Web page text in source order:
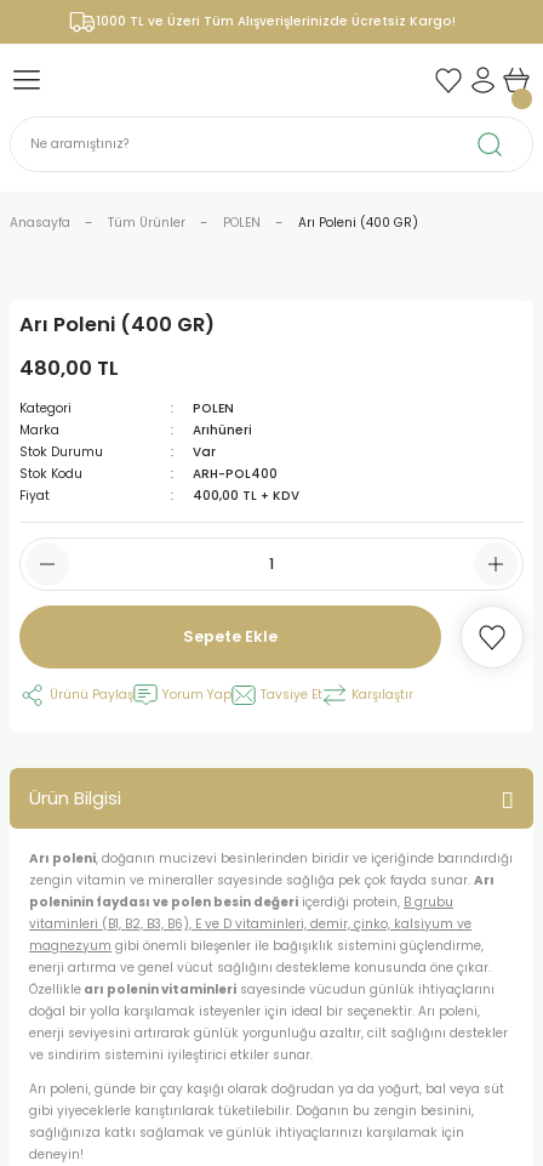
1000 TL ve Üzeri Tüm Alışverişlerinizde Ücretsiz Kargo!
Anasayfa Tüm Ürünler POLEN Arı Poleni (400 GR)
Arı Poleni (400 GR)
480,00 TL
Kategori
POLEN
Marka
Arıhüneri
Stok Durumu
Var
Stok Kodu
ARH-POL400
Fiyat
400,00 TL + KDV
Sepete Ekle
Ürünü Paylaş Yorum Yap Tavsiye Et Karşılaştır
Ürün Bilgisi
Arı poleni, doğanın mucizevi besinlerinden biridir ve içeriğinde barındırdığı
zengin vitamin ve mineraller sayesinde sağlığa pek çok fayda sunar. Arı
poleninin faydası ve polen besin değeri içerdiği protein, B grubu
vitaminleri (B1, B2, B3, B6), E ve D vitaminleri, demir, çinko, kalsiyum ve
magnezyum gibi önemli bileşenler ile bağışıklık sistemini güçlendirme,
enerji artırma ve genel vücut sağlığını destekleme konusunda öne çıkar.
Özellikle arı polenin vitaminleri sayesinde vücudun günlük ihtiyaçlarını
doğal bir yolla karşılamak isteyenler için ideal bir seçenektir. Arı poleni,
enerji seviyesini artırarak günlük yorgunluğu azaltır, cilt sağlığını destekler
ve sindirim sistemini iyileştirici etkiler sunar.
Arı poleni, günde bir çay kaşığı olarak doğrudan ya da yoğurt, bal veya süt
gibi yiyeceklerle karıştırılarak tüketilebilir. Doğanın bu zengin besinini,
sağlığınıza katkı sağlamak ve günlük ihtiyaçlarınızı karşılamak için
deneyin!